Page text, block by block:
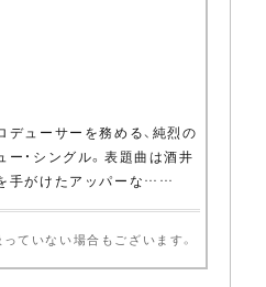
デューサーを務める、純烈の
・シングル。表題曲は酒井
手がけたアッパーな……
ていない場合もございます。